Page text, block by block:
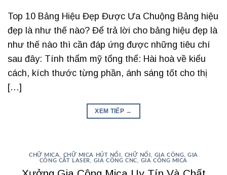
Top 10 Bảng Hiệu Đẹp Được Ưa Chuộng Bảng hiệu
đẹp là như thế nào? Để trả lời cho bảng hiệu đẹp là
như thế nào thì cần đáp ứng được những tiêu chí
sau đây: Tính thẩm mỹ tổng thể: Hài hoà về kiểu
cách, kích thước từng phần, ánh sáng tốt cho thị
[…]
XEM TIẾP →
CHỮ MICA CHỮ MICA HÚT NỔI CHỮ NỔI GIA CÔNG ,GIA
CÔNG CẮT LASER
GIA CÔNG CNC GIA CÔNG MICA